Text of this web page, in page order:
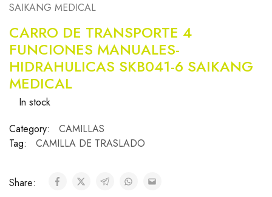
SAIKANG MEDICAL
CARRO DE TRANSPORTE 4
FUNCIONES MANUALES-
HIDRAHULICAS SKB041-6 SAIKANG
MEDICAL
In stock
Category:
CAMILLAS
Tag:
CAMILLA DE TRASLADO
Share: